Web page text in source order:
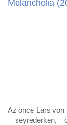
Melancholia
Az önce Lars von
seyrederken,